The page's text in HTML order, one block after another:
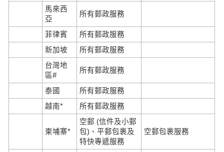
馬來西
亞
所有郵政服務
菲律賓
所有郵政服務
新加坡
所有郵政服務
台灣地
區#
所有郵政服務
泰國
所有郵政服務
越南*
所有郵政服務
柬埔寨*
空郵 (信件及小郵
包)、平郵包裹及
特快專遞服務
空郵包裹服務